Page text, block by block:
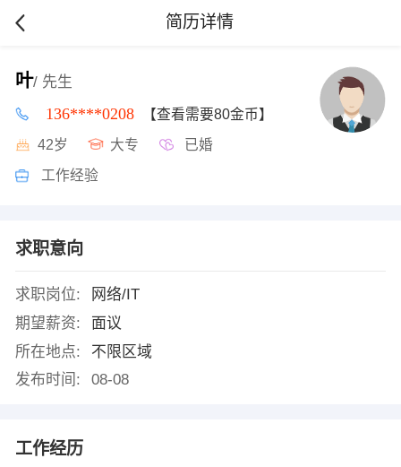
简历详情
叶/ 先生
136****0208 【查看需要80金币】
42岁 大专 已婚
工作经验
求职意向
求职岗位:
网络/IT
期望薪资:
面议
所在地点:
不限区域
发布时间:
08-08
工作经历